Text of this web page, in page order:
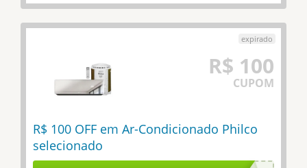
R$ 100
CUPOM
R$ 100 OFF em Ar-Condicionado Philco
selecionado